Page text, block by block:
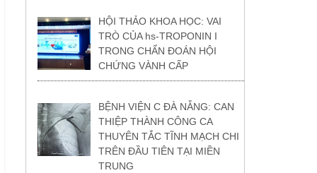
HỘI THẢO KHOA HỌC: VAI
TRÒ CỦA hs-TROPONIN I
TRONG CHẨN ĐOÁN HỘI
CHỨNG VÀNH CẤP
BỆNH VIỆN C ĐÀ NẴNG: CAN
THIỆP THÀNH CÔNG CA
THUYÊN TẮC TĨNH MẠCH CHI
TRÊN ĐẦU TIÊN TẠI MIỀN
TRUNG